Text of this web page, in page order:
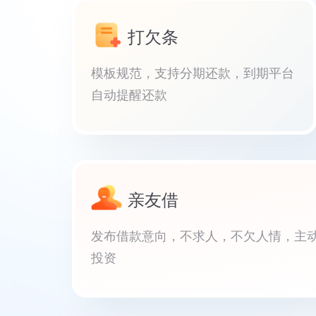
打欠条
模板规范，支持分期还款，到期平台
自动提醒还款
亲友借
发布借款意向，不求人，不欠人情，主
投资